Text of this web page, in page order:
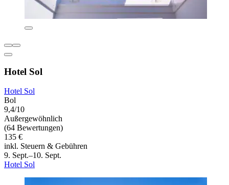
Hotel Sol
Hotel Sol
Bol
9,4/10
Außergewöhnlich
(64 Bewertungen)
135 €
inkl. Steuern & Gebühren
9. Sept.–10. Sept.
Hotel Sol